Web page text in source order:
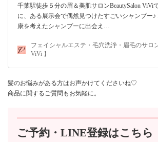
千葉駅徒歩５分の眉＆美肌サロンBeautySalon
に、ある展示会で偶然見つけたすごいシャンプー♪
康を考えたシャンプーに出会え…
フェイシャルエステ・毛穴洗浄・眉毛のサロ
ViVi 】
髪のお悩みがある方はお声かけてくださいね♡
商品に関するご質問もお気軽に。
ご予約・LINE登録はこちら